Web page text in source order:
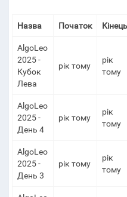
Назва Початок Кінець
AlgoLeo
2025 -
Кубок
Лева
рік тому
рік
тому
AlgoLeo
2025 -
День 4
рік тому
рік
тому
AlgoLeo
2025 -
День 3
рік тому
рік
тому